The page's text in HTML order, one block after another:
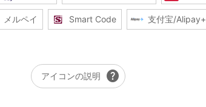
メルペイ Smart Code 支付宝/Alipay+
アイコンの説明 help